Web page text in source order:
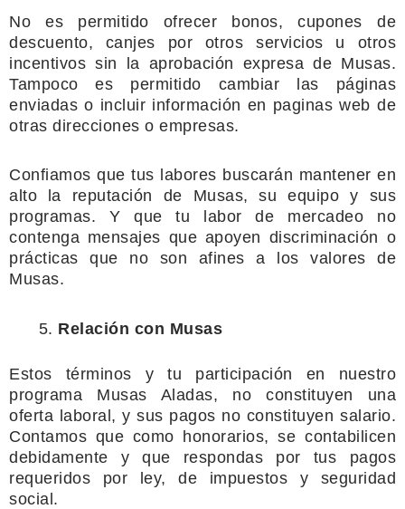
No es permitido ofrecer bonos, cupones de
descuento, canjes por
otros servicios u otros
incentivos sin la aprobación expresa de Musas.
Tampoco es permitido cambiar las páginas
enviadas o incluir información en paginas web de
otras direcciones o empresas.
Confiamos que tus labores buscarán mantener en
alto la reputación de
Musas, su equipo y sus
programas. Y que tu labor de mercadeo no
contenga mensajes que apoyen discriminación o
prácticas que no son afines a los
valores de
Musas.
Relación con Musas
Estos términos y tu participación en nuestro
programa Musas Aladas, no
constituyen una
oferta laboral, y sus pagos no constituyen salario.
Contamos que como honorarios, se contabilicen
debidamente y que respondas por tus
pagos
requeridos por ley, de impuestos y seguridad
social.